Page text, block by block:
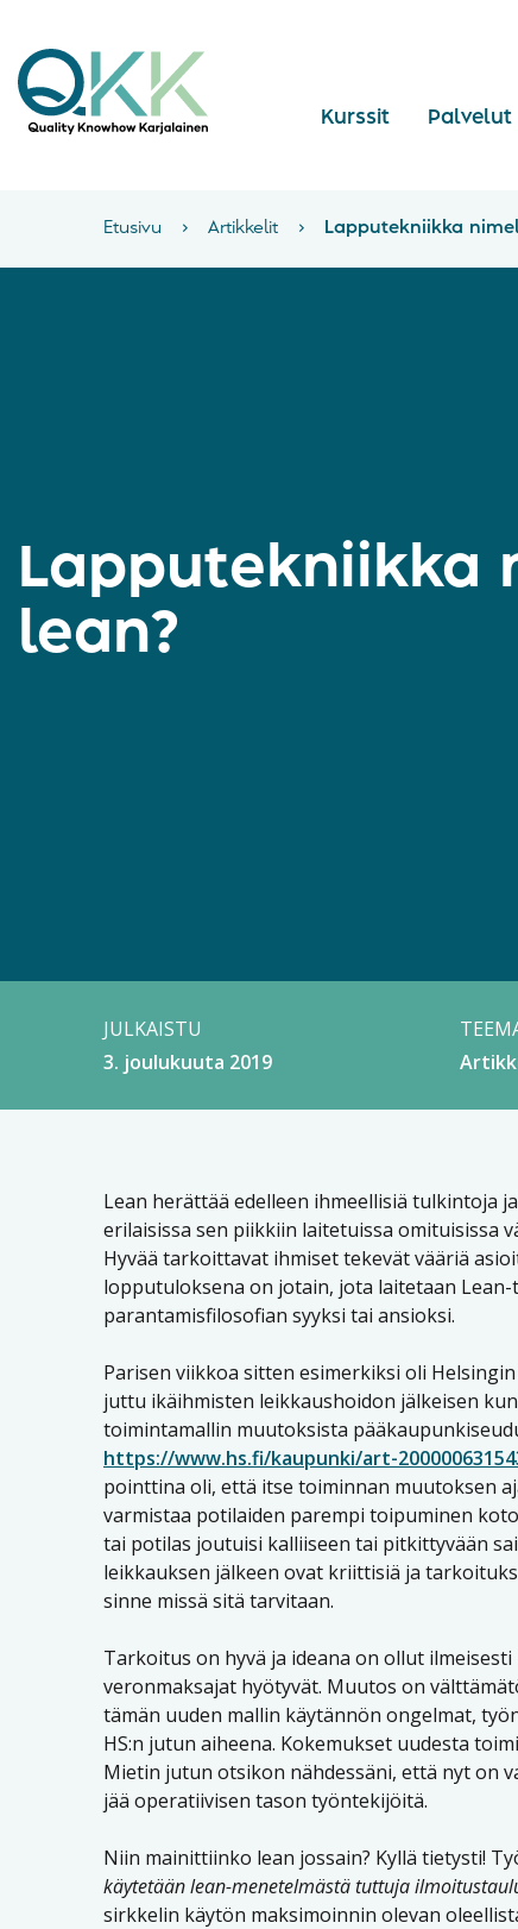
Kurssit Palvelut
Etusivu › Artikkelit › Lapputekniikka
Lapputekniikka
lean?
JULKAISTU
3. joulukuuta 2019
Lean herättää edelleen ihmeellisiä tulkintoja
erilaisissa sen piikkiin laitetuissa omituisissa
Hyvää tarkoittavat ihmiset tekevät vääriä
lopputuloksena on jotain, jota laitetaan
parantamisfilosofian syyksi tai ansioksi.
Parisen viikkoa sitten esimerkiksi oli
juttu ikäihmisten leikkaushoidon jälkeisen
toimintamallin muutoksista
https://www.hs.fi/kaupunki/art-
pointtina oli, että itse toiminnan muutoksen
varmistaa potilaiden parempi toipuminen
tai potilas joutuisi kalliiseen tai pitkittyvään
leikkauksen jälkeen ovat kriittisiä ja
sinne missä sitä tarvitaan.
Tarkoitus on hyvä ja ideana on ollut
veronmaksajat hyötyvät. Muutos on
tämän uuden mallin käytännön ongelmat,
HS:n jutun aiheena. Kokemukset uudesta
Mietin jutun otsikon nähdessäni, että nyt on
jää operatiivisen tason työntekijöitä.
Niin mainittiinko lean jossain? Kyllä tietysti!
käytetään lean-menetelmästä tuttuja
sirkkelin käytön maksimoinnin olevan